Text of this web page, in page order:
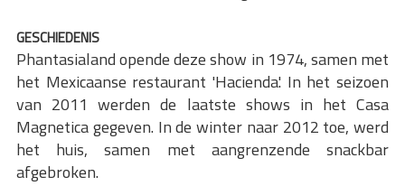
GESCHIEDENIS
Phantasialand opende deze show in 1974, samen met
het Mexicaanse restaurant 'Hacienda'. In het seizoen
van 2011 werden de laatste shows in het Casa
Magnetica gegeven. In de winter naar 2012 toe, werd
het huis, samen met aangrenzende snackbar
afgebroken.